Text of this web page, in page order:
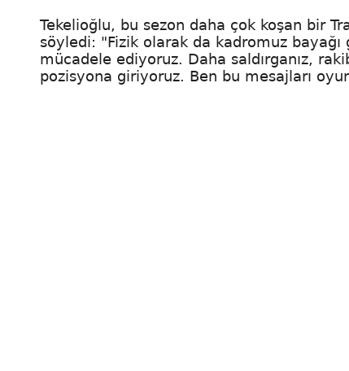
Tekelioğlu, bu sezon daha çok koşan bir
söyledi: "Fizik olarak da kadromuz
mücadele ediyoruz. Daha saldırganız,
pozisyona giriyoruz. Ben bu mesajları